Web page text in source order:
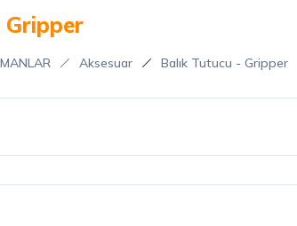
Gripper
Aksesuar Balık Tutucu - Gripper